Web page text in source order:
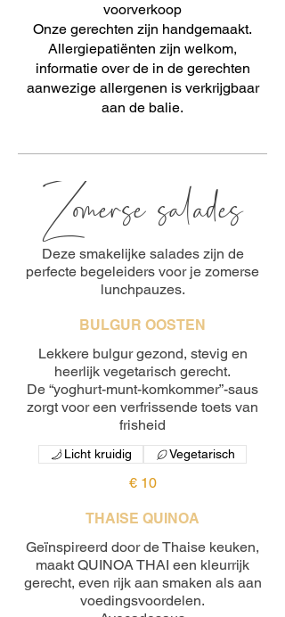
voorverkoop
Onze gerechten zijn handgemaakt.
Allergiepatiënten zijn welkom,
informatie over de in de gerechten
aanwezige allergenen is verkrijgbaar
Zomerse salades
Deze smakelijke salades zijn de
perfecte begeleiders voor je zomerse
lunchpauzes.
BULGUR OOSTEN
Lekkere bulgur gezond, stevig en
heerlijk vegetarisch gerecht.
De “yoghurt-munt-komkommer”-saus
zorgt voor een verfrissende toets van
frisheid
€ 10
Licht kruidig Vegetarisch
THAISE QUINOA
Geïnspireerd door de Thaise keuken,
maakt QUINOA THAI een kleurrijk
gerecht, even rijk aan smaken als aan
voedingsvoordelen.